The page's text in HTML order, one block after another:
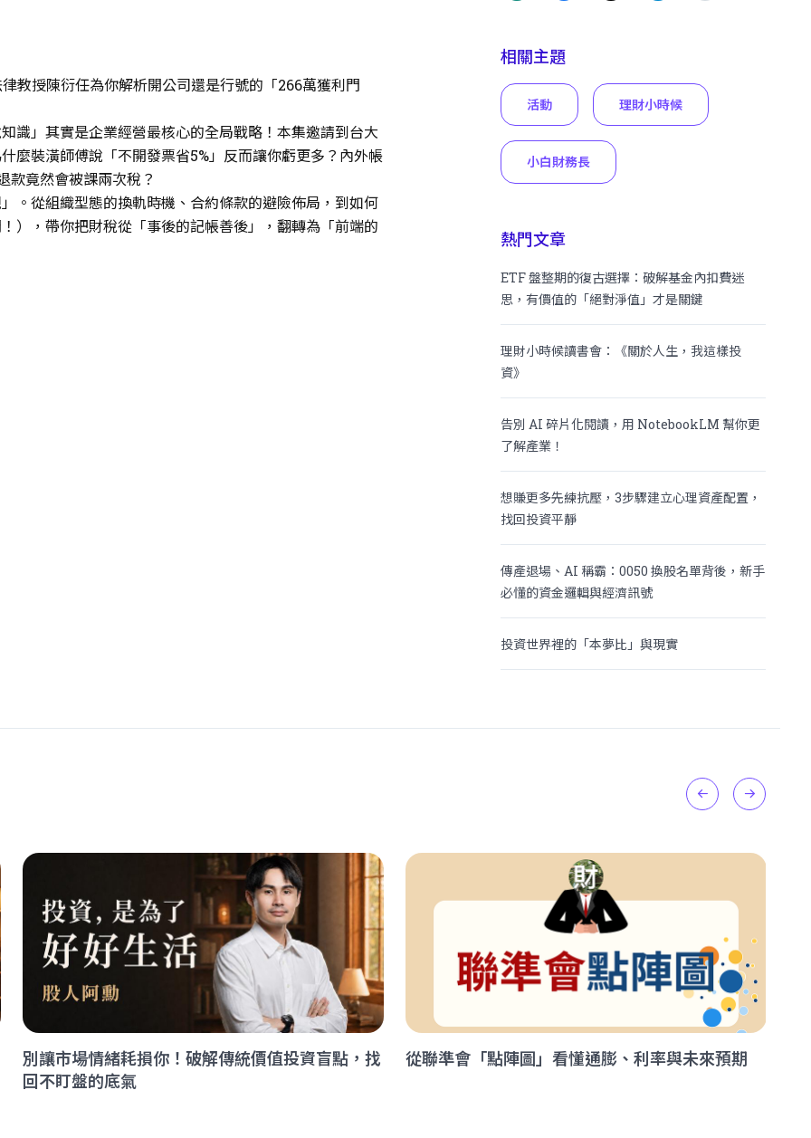
教授陳衍任為你解析開公司還是行號的「266萬獲利門
識」其實是企業經營最核心的全局戰略！本集邀請到台大
麼裝潢師傅說「不開發票省5%」反而讓你虧更多？內外帳
款竟然會被課兩次稅？
。從組織型態的換軌時機、合約條款的避險佈局，到如何
），帶你把財稅從「事後的記帳善後」，翻轉為「前端的
相關主題
活動 理財小時候
小白財務長
熱門文章
ETF 盤整期的復古選擇：破解基金內扣費迷
思，有價值的「絕對淨值」才是關鍵
理財小時候讀書會：《關於人生，我這樣投
資》
告別 AI 碎片化閱讀，用 NotebookLM 幫你更
了解產業！
想賺更多先練抗壓，3步驟建立心理資產配置，
找回投資平靜
傳產退場、AI 稱霸：0050 換股名單背後，新手
必懂的資金邏輯與經濟訊號
投資世界裡的「本夢比」與現實
別讓市場情緒耗損你！破解傳統價值投資盲點，找
回不盯盤的底氣
從聯準會「點陣圖」看懂通膨、利率與未來預期